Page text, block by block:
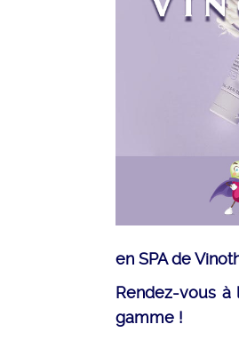
en SPA de
Rendez-vous
gamme !